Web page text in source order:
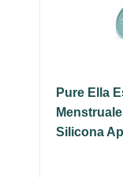
Pure Ella
Silicona